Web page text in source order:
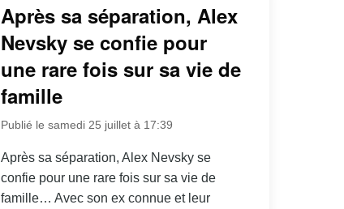
Après sa séparation, Alex
Nevsky se confie pour
une rare fois sur sa vie de
famille
Publié le samedi 25 juillet à 17:39
Après sa séparation, Alex Nevsky se
confie pour une rare fois sur sa vie de
famille… Avec son ex connue et leur